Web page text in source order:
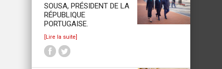
SOUSA, PRÉSIDENT DE LA
RÉPUBLIQUE
PORTUGAISE.
[Lire la suite]